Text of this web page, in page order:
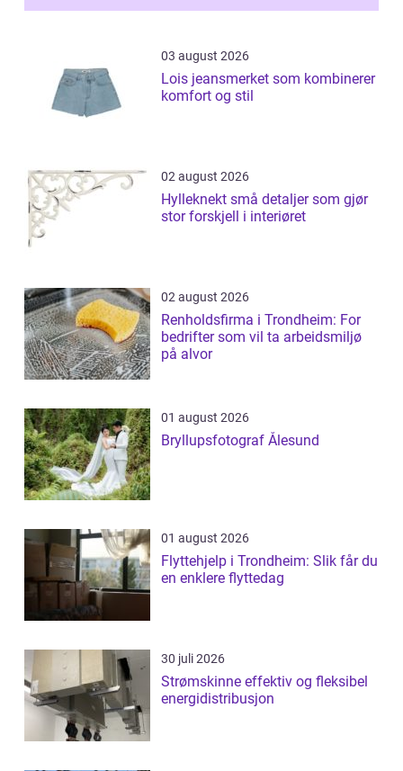
gravemaskin, hjullas...
03 august 2026
Lois jeansmerket som kombinerer
komfort og stil
02 august 2026
Hylleknekt små detaljer som gjør
stor forskjell i interiøret
02 august 2026
Renholdsfirma i Trondheim: For
bedrifter som vil ta arbeidsmiljø
på alvor
01 august 2026
Bryllupsfotograf Ålesund
01 august 2026
Flyttehjelp i Trondheim: Slik får du
en enklere flyttedag
30 juli 2026
Strømskinne effektiv og fleksibel
energidistribusjon